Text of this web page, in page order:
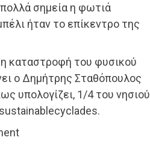
σημεία η φωτιά
ήταν το επίκεντρο της
η καταστροφή του φυσικού
ο Δημήτρης Σταθόπουλος
υπολογίζει, 1/4 του νησιού